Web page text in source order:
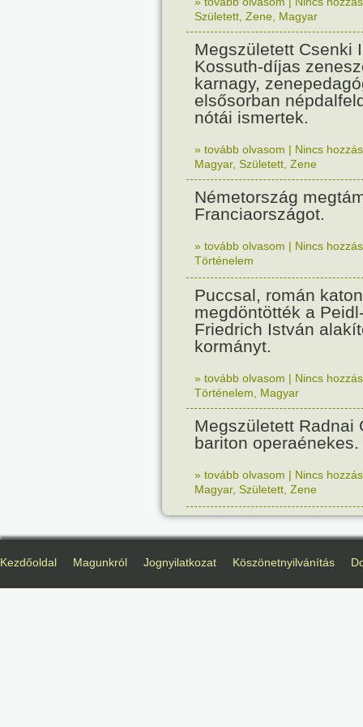
Született Zene Magyar
Megszületett Csenki
Kossuth-díjas
karnagy,
elsősorban
nótái ismertek.
» tovább olvasom | Nincs
Magyar, Született Zene
Németország
Franciaországot.
» tovább olvasom | Nincs
Történelem
Puccsal, román
megdöntötték a
Friedrich István
kormányt.
» tovább olvasom | Nincs
Történelem
Magyar
Megszületett Radnai
bariton operaénekes.
» tovább olvasom | Nincs
Magyar, Született Zene
Kezdőoldal Magunkról Jognyilatkozat Köszönetnyilvánítás